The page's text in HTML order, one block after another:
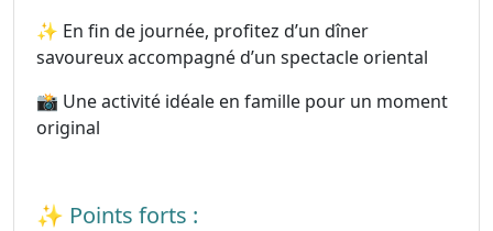
✨ En fin de journée, profitez d’un dîner
savoureux accompagné d’un spectacle oriental
📸 Une activité idéale en famille pour un moment
original
✨ Points forts :